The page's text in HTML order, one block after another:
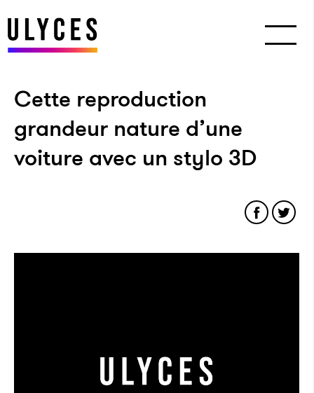
Cette reproduction
grandeur nature d’une
voiture avec un stylo 3D